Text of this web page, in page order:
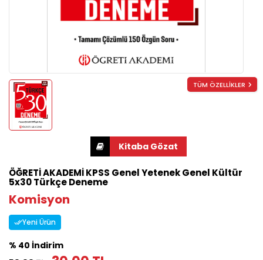
TÜM ÖZELLİKLER
ÖĞRETİ AKADEMİ KPSS Genel Yetenek Genel Kültür
5x30 Türkçe Deneme
Komisyon
Yeni Ürün
% 40 İndirim